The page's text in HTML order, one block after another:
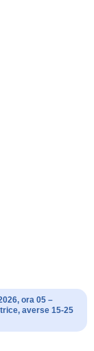
ora 05 –
averse 15-25